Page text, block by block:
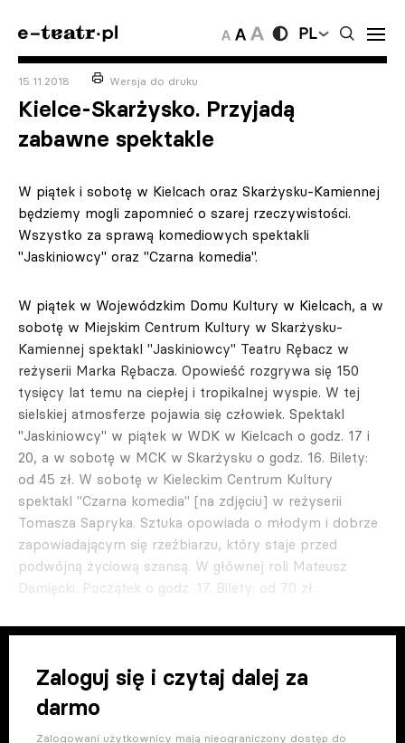
PL
15.11.2018 Wersja do druku
Kielce-Skarżysko. Przyjadą
zabawne spektakle
W piątek i sobotę w Kielcach oraz Skarżysku-Kamiennej
będziemy mogli zapomnieć o szarej rzeczywistości.
Wszystko za sprawą komediowych spektakli
"Jaskiniowcy" oraz "Czarna komedia".
W piątek w Wojewódzkim Domu Kultury w Kielcach, a w
sobotę w Miejskim Centrum Kultury w Skarżysku-
Kamiennej spektakl "Jaskiniowcy" Teatru Rębacz w
reżyserii Marka Rębacza. Opowieść rozgrywa się 150
tysięcy lat temu na ciepłej i tropikalnej wyspie. W tej
sielskiej atmosferze pojawia się człowiek. Spektakl
"Jaskiniowcy" w piątek w WDK w Kielcach o godz. 17 i
20, a w sobotę w MCK w Skarżysku o godz. 16. Bilety:
od 45 zł. W sobotę w Kieleckim Centrum Kultury
spektakl "Czarna komedia" [na zdjęciu] w reżyserii
Tomasza Sapryka. Sztuka opowiada o młodym i dobrze
zapowiadającym się rzeźbiarzu, który staje przed
podwójną życiową szansą. W głównej roli Mateusz
Damięcki. Początek o godz. 17. Bilety: od 70 zł.
Zaloguj się i czytaj dalej za
darmo
Zalogowani użytkownicy mają nieograniczony dostęp do